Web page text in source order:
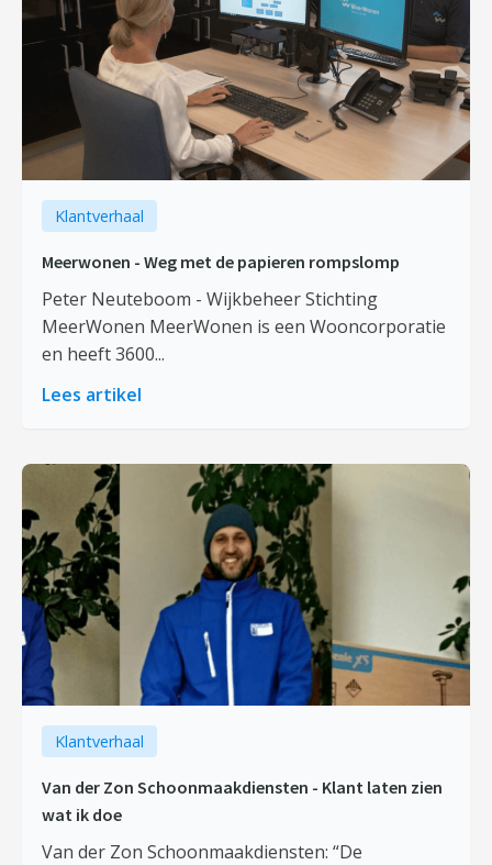
Klantverhaal
Meerwonen - Weg met de papieren rompslomp
Peter Neuteboom - Wijkbeheer Stichting
MeerWonen MeerWonen is een Wooncorporatie
en heeft 3600...
Lees artikel
Klantverhaal
Van der Zon Schoonmaakdiensten - Klant laten zien
wat ik doe
Van der Zon Schoonmaakdiensten: “De